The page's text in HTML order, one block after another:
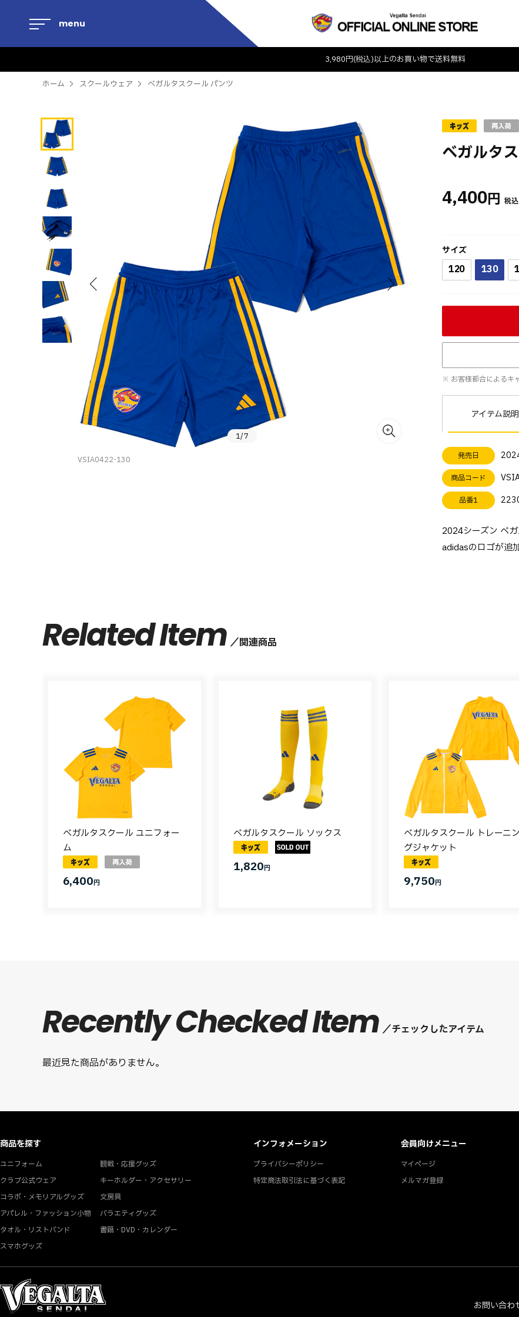
menu
3,980円(税込)以上のお買い物で送料無料
ホーム スクールウェア ベガルタスクール パンツ
1/7
VSIA0422-130
ベガルタ
4,400円
サイズ
120 130
※ お客様都合によるキ
アイテム説明
発売日
商品コード
品番1
2024シーズン ベ
adidasのロゴが追
Related Item 関連商品
ベガルタスクール ユニフォー
ム
6,400円
ベガルタスクール ソックス
1,820円
ベガルタスクール トレーニン
グジャケット
9,750円
Recently Checked Item チェックしたアイテム
最近見た商品がありません。
商品を探す
ユニフォーム
観戦・応援グッズ
クラブ公式ウェア
キーホルダー・アクセサリー
コラボ・メモリアルグッズ
文房具
アパレル・ファッション小物
バラエティグッズ
タオル・リストバンド
書籍・DVD・カレンダー
スマホグッズ
インフォメーション
プライバシーポリシー
特定商法取引法に基づく表記
会員向けメニュー
マイページ
メルマガ登録
お問い合わ